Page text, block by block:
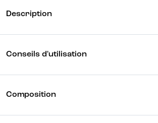
Description
Conseils d'utilisation
Composition